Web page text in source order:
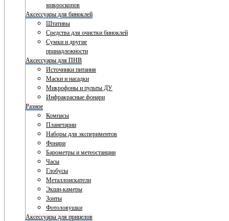
микроскопов
Аксессуары для биноклей
Штативы
Средства для очистки биноклей
Сумки и другие
принадлежности
Аксессуары для ПНВ
Источники питания
Маски и насадки
Микрофоны и пульты ДУ
Инфракрасные фонари
Разное
Компасы
Планетарии
Наборы для экспериментов
Фонари
Барометры и метеостанции
Часы
Глобусы
Металлоискатели
Экшн-камеры
Зонты
Фотоловушки
Аксессуары для прицелов